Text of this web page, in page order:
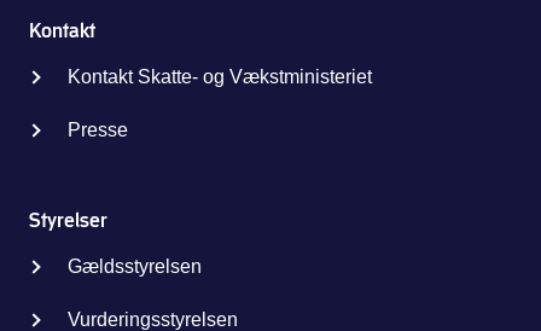
Kontakt
Kontakt Skatte- og Vækstministeriet
Presse
Styrelser
Gældsstyrelsen
Vurderingsstyrelsen